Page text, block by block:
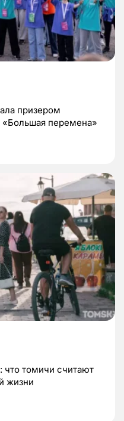
призером
«Большая перемена»
томичи считают
жизни